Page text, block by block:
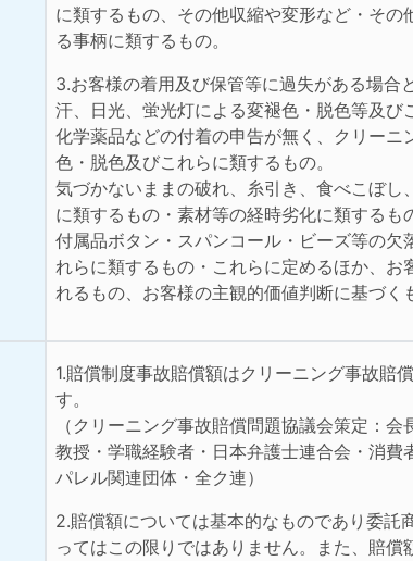
に類するもの、その他収縮や変形など・その
る事柄に類するもの。
3.お客様の着用及び保管等に過失がある場合
汗、日光、蛍光灯による変褪色・脱色等及び
化学薬品などの付着の申告が無く、クリーニ
色・脱色及びこれらに類するもの。
気づかないままの破れ、糸引き、食べこぼし
に類するもの・素材等の経時劣化に類するも
付属品ボタン・スパンコール・ビーズ等の欠
れらに類するもの・これらに定めるほか、お
れるもの、お客様の主観的価値判断に基づく
1.賠償制度事故賠償額はクリーニング事故賠
す。
（クリーニング事故賠償問題協議会策定：
教授・学職経験者・日本弁護士連合会・消費
パレル関連団体・全ク連）
2.賠償額については基本的なものであり委託
ってはこの限りではありません。また、賠償